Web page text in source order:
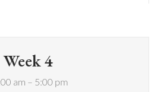
Week 4
am – 5:00 pm